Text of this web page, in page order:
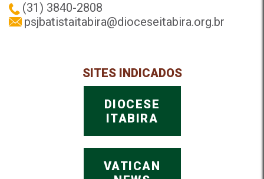
(31) 3840-2808
psjbatistaitabira@dioceseitabira.org.br
SITES INDICADOS
DIOCESE
ITABIRA
VATICAN